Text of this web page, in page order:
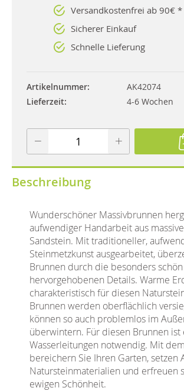
Versandkostenfrei ab 90€ *
Sicherer Einkauf
Schnelle Lieferung
Artikelnummer
AK42074
Lieferzeit
4-6 Wochen
Beschreibung
Wunderschöner Massivbrunnen
aufwendiger Handarbeit aus
Sandstein. Mit traditioneller,
Steinmetzkunst ausgearbeitet,
Brunnen durch die besonders schön
hervorgehobenen Details. Warme
charakteristisch für diesen
Brunnen werden oberflächlich
können so auch problemlos im
überwintern. Für diesen Brunnen ist
Wasserleitungen notwendig. Mit
bereichern Sie Ihren Garten, setzen
Natursteinmaterialien und erfreuen
ewigen Schönheit.